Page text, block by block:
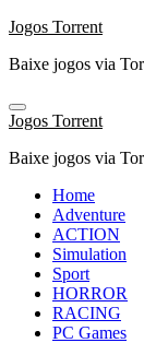
Skip
content
Jogos Torrent
Baixe jogos via
Jogos Torrent
Baixe jogos via
Home
Adventure
ACTION
Simulation
Sport
HORROR
RACING
PC Games